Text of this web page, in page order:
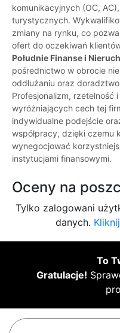
komunikacyjnych (OC,
turystycznych.
zmiany na rynku, co
ofert do oczekiwań
Południe Finanse i
pośrednictwo w obrocie
oddłużaniu oraz
Profesjonalizm, rzetelność
wyróżniających cech tej
indywidualne podejście
współpracy, dzięki czemu
wynegocjować
instytucjami finansowymi.
Oceny na
Tylko zalogowani
danych.
To
Gratulacje!